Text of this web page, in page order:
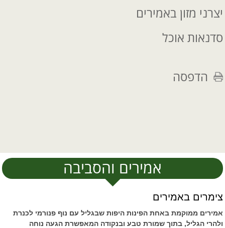
יצרני מזון באמירים
סדנאות אוכל
הדפסה
אמירים והסביבה
צימרים באמירים
אמירים ממוקמת באחת הפינות היפות שבגליל עם נוף פנורמי לכנרת
ולהרי הגליל, בתוך שמורת טבע ובנקודה המאפשרת הגעה נוחה